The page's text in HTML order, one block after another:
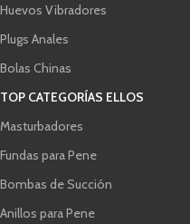
Huevos Vibradores
Plugs Anales
Bolas Chinas
TOP CATEGORÍAS ELLOS
Masturbadores
Fundas para Pene
Bombas de Succión
Anillos para Pene